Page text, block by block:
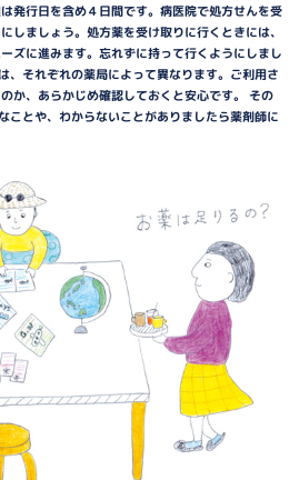
発行日を含め４日間です。病医院で処方せんを受
しましょう。処方薬を受け取りに行くときには、
ズに進みます。忘れずに持って行くようにしまし
、それぞれの薬局によって異なります。ご利用さ
か、あらかじめ確認しておくと安心です。 その
ことや、わからないことがありましたら薬剤師に